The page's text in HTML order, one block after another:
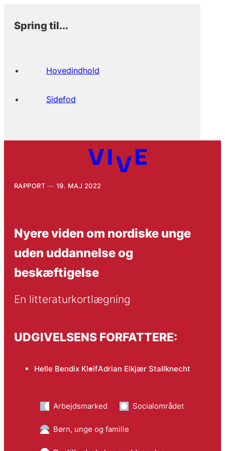
Spring til...
Hovedindhold
Sidefod
RAPPORT 19. MAJ 2022
Nyere viden om nordiske unge
uden uddannelse og
beskæftigelse
En litteraturkortlægning
UDGIVELSENS FORFATTERE:
Helle Bendix KleifAdrian Elkjær Stallknecht
Arbejdsmarked Socialområdet
Børn, unge og familie